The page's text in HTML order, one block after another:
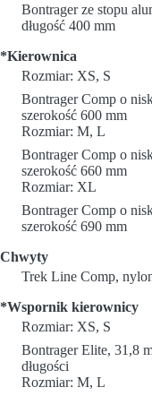
Bontrager ze stopu
długość 400 mm
*Kierownica
Rozmiar: XS, S
Bontrager Comp o
szerokość 600 mm
Rozmiar: M, L
Bontrager Comp o
szerokość 660 mm
Rozmiar: XL
Bontrager Comp o
szerokość 690 mm
Chwyty
Trek Line Comp,
*Wspornik kierownicy
Rozmiar: XS, S
Bontrager Elite, 31,8
długości
Rozmiar: M, L